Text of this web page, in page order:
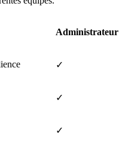
Administrateur
✓
✓
✓